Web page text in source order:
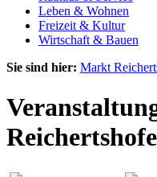
Leben & Wohnen
Freizeit & Kultur
Wirtschaft & Bauen
Sie sind hier: Markt